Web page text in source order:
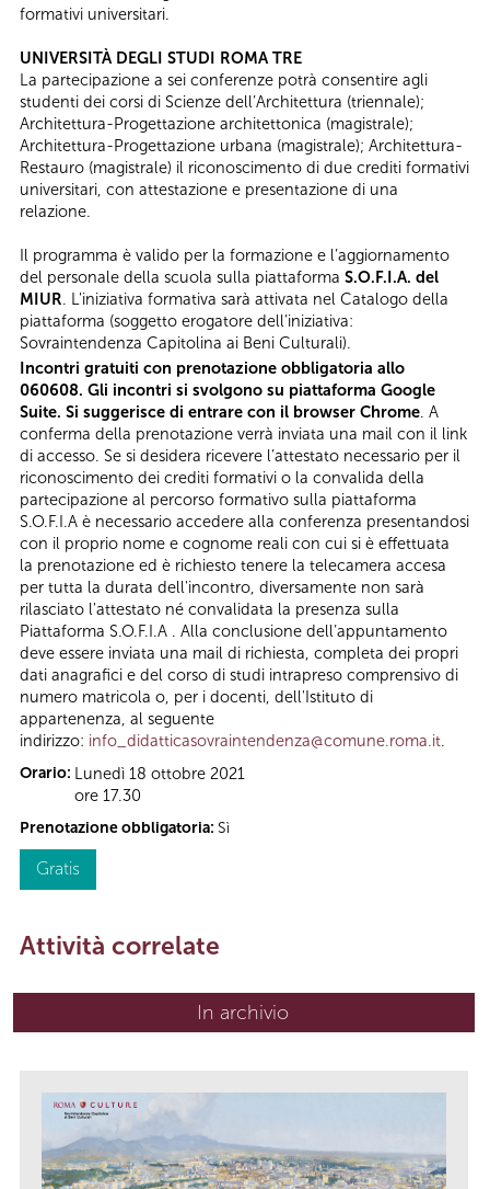
formativi universitari.
UNIVERSITÀ DEGLI STUDI ROMA TRE
La partecipazione a sei conferenze potrà consentire agli
studenti dei corsi di Scienze dell’Architettura (triennale);
Architettura-Progettazione architettonica (magistrale);
Architettura-Progettazione urbana (magistrale); Architettura-
Restauro (magistrale) il riconoscimento di due crediti formativi
universitari, con attestazione e presentazione di una
relazione.
Il programma è valido per la formazione e l’aggiornamento
del personale della scuola sulla piattaforma S.O.F.I.A. del
MIUR. L'iniziativa formativa sarà attivata nel Catalogo della
piattaforma (soggetto erogatore dell’iniziativa:
Sovraintendenza Capitolina ai Beni Culturali).
Incontri gratuiti con prenotazione obbligatoria allo
060608. Gli incontri si svolgono su piattaforma Google
Suite. Si suggerisce di entrare con il browser Chrome. A
conferma della prenotazione verrà inviata una mail con il link
di accesso. Se si desidera ricevere l’attestato necessario per il
riconoscimento dei crediti formativi o la convalida della
partecipazione al percorso formativo sulla piattaforma
S.O.F.I.A è necessario accedere alla conferenza presentandosi
con il proprio nome e cognome reali con cui si è effettuata
la prenotazione ed è richiesto tenere la telecamera accesa
per tutta la durata dell'incontro, diversamente non sarà
rilasciato l'attestato né convalidata la presenza sulla
Piattaforma S.O.F.I.A . Alla conclusione dell’appuntamento
deve essere inviata una mail di richiesta, completa dei propri
dati anagrafici e del corso di studi intrapreso comprensivo di
numero matricola o, per i docenti, dell'Istituto di
appartenenza, al seguente
indirizzo: info_didatticasovraintendenza@comune.roma.it.
Orario: Lunedì 18 ottobre 2021
ore 17.30
Prenotazione obbligatoria: Sì
Gratis
Attività correlate
In archivio